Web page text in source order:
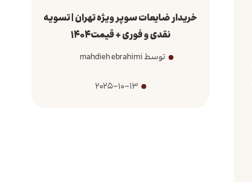
خریدار ضایعات سوپر ویژه تهران | تسویه
نقدی و فوری + قیمت1404
توسط mahdieh ebrahimi
2025-10-13